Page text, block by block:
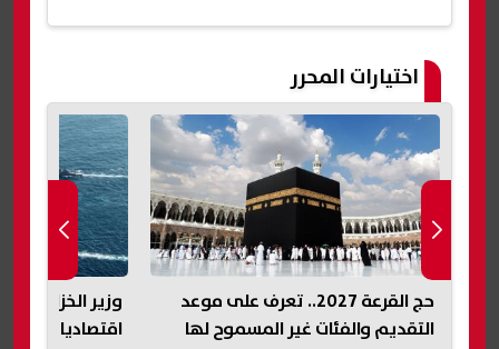
اختيارات المحرر
حج القرعة 2027.. تعرف على موعد
التقديم والفئات غير المسموح لها
وزير الخزانة
اقتصاديا